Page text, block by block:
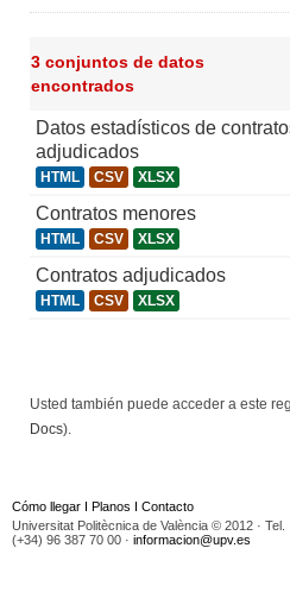
3 conjuntos de datos
encontrados
Datos estadísticos de
adjudicados
HTML CSV XLSX
Contratos menores
HTML CSV XLSX
Contratos adjudicados
HTML CSV XLSX
Usted también puede acceder a este
Docs).
Cómo llegar I Planos I Contacto
Universitat Politècnica de València © 2012 · Tel.
(+34) 96 387 70 00 · informacion@upv.es